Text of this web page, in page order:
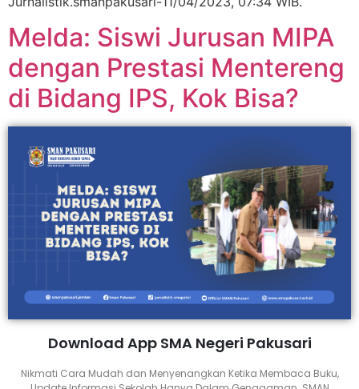
Melda: Siswi Jurusan MIPA
dengan Prestasi Mentereng
di Bidang IPS, Kok Bisa?
Download App SMA Negeri Pakusari
Nikmati Cara Mudah dan Menyenangkan Ketika Membaca Buku,